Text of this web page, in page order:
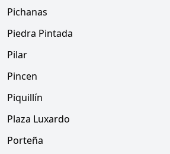
Pichanas
Piedra Pintada
Pilar
Pincen
Piquillín
Plaza Luxardo
Porteña